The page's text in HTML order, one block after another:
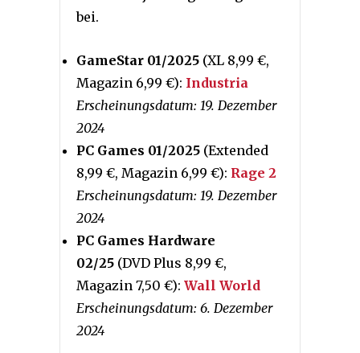
bei.
GameStar 01/2025 (XL 8,99 €,
Magazin 6,99 €): Industria
Erscheinungsdatum: 19. Dezember
2024
PC Games 01/2025 (Extended
8,99 €, Magazin 6,99 €): Rage 2
Erscheinungsdatum: 19. Dezember
2024
PC Games Hardware
02/25 (DVD Plus 8,99 €,
Magazin 7,50 €): Wall World
Erscheinungsdatum: 6. Dezember
2024